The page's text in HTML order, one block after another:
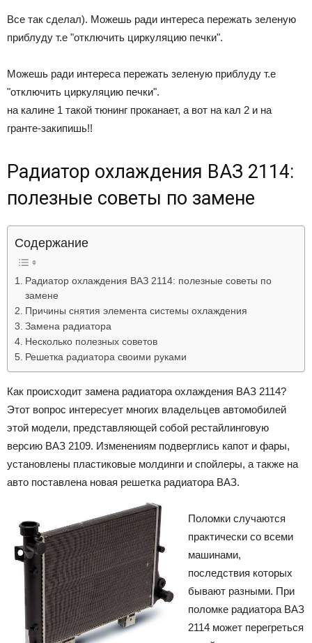
Все так сделал). Можешь ради интереса пережать зеленую
приблуду т.е "отключить циркуляцию печки".
Можешь ради интереса пережать зеленую приблуду т.е
"отключить циркуляцию печки".
на калине 1 такой тюнинг проканает, а вот на кал 2 и на
гранте-закипишь!!
Радиатор охлаждения ВАЗ 2114:
полезные советы по замене
Содержание
Радиатор охлаждения ВАЗ 2114: полезные советы по
замене
Причины снятия элемента системы охлаждения
Замена радиатора
Несколько полезных советов
Решетка радиатора своими руками
Как происходит замена радиатора охлаждения ВАЗ 2114?
Этот вопрос интересует многих владельцев автомобилей
этой модели, представляющей собой рестайлинговую
версию ВАЗ 2109. Изменениям подверглись капот и фары,
установлены пластиковые молдинги и спойлеры, а также на
авто поставлена новая решетка радиатора ВАЗ.
Поломки случаются
практически со всеми
машинами,
последствия которых
бывают разными. При
поломке радиатора ВАЗ
2114 может перегреться